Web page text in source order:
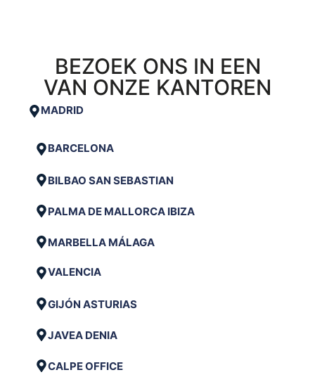
BEZOEK ONS IN EEN
VAN ONZE KANTOREN
MADRID
BARCELONA
BILBAO SAN SEBASTIAN
PALMA DE MALLORCA IBIZA
MARBELLA MÁLAGA
VALENCIA
GIJÓN ASTURIAS
JAVEA DENIA
CALPE OFFICE